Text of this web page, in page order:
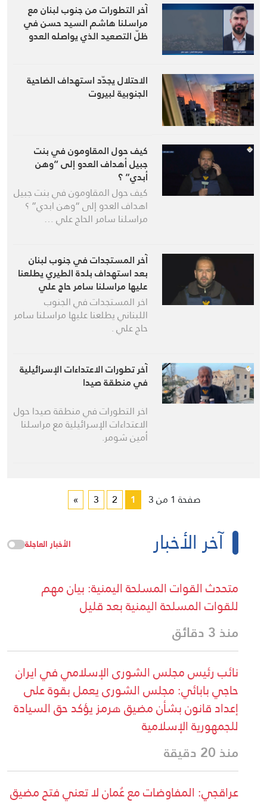
آخر التطورات من جنوب لبنان مع
مراسلنا هاشم السيد حسن في
ظلّ التصعيد الذي يواصله العدو
الاحتلال يجدّد استهداف الضاحية
الجنوبية لبيروت
كيف حول المقاومون في بنت
جبيل أهداف العدو إلى “وهن
أبدي” ؟
كيف حول المقاومون في بنت جبيل
اهداف العدو إلى “وهن ابدي” ؟
مراسلنا سامر الحاج علي …
آخر المستجدات في جنوب لبنان
بعد استهداف بلدة الطيري يطلعنا
عليها مراسلنا سامر حاج علي
اخر المستجدات في الجنوب
اللبناني يطلعنا عليها مراسلنا سامر
حاج علي .
آخر تطورات الاعتداءات الإسرائيلية
في منطقة صيدا
اخر التطورات في منطقة صيدا حول
الاعتداءات الإسرائيلية مع مراسلنا
أمين شومر.
صفحة 1 من 3 1
2
3
»
آخر الأخبار الأخبار العاجلة
متحدث القوات المسلحة اليمنية: بيان مهم
للقوات المسلحة اليمنية بعد قليل
منذ 3 دقائق
نائب رئيس مجلس الشورى الإسلامي في ايران
حاجي بابائي: مجلس الشورى يعمل بقوة على
إعداد قانون بشأن مضيق هرمز يؤكد حق السيادة
للجمهورية الإسلامية
منذ 20 دقيقة
عراقجي: المفاوضات مع عُمان لا تعني فتح مضيق